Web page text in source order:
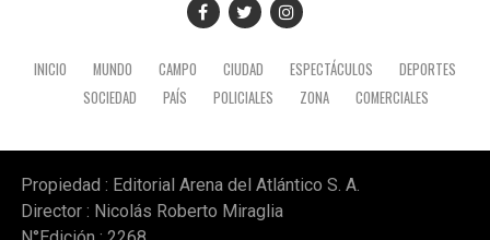
INICIO MUNDO CAMPO CIUDAD ESPECTÁCULOS
DEPORTES
SOCIEDAD
PAÍS POLICIALES ZONA COMERCIALES
Propiedad : Editorial Arena del Atlántico S. A.
Director : Nicolás Roberto Miraglia